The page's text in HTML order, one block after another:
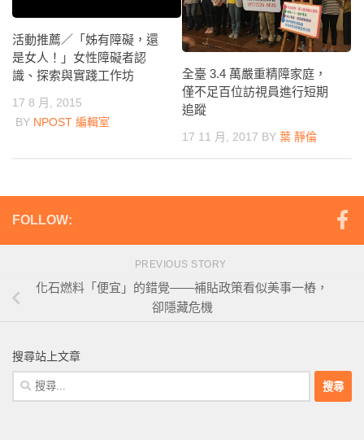
活動推薦／「姊有障礙，還
是女人！」女性障礙者認
識、探索與實踐工作坊
17 8 月, 2015
BY NPOST 編輯室
全臺 3.4 萬嚴重精障家庭，
僅不足百位訪視員進行短期
追蹤
17 11 月, 2017 BY 葉 靜倫
FOLLOW:
PREVIOUS STORY
化石燃料「便宜」的錯覺——補貼政策看似美事一樁，
卻隱藏危機
搜尋站上文章
搜
尋